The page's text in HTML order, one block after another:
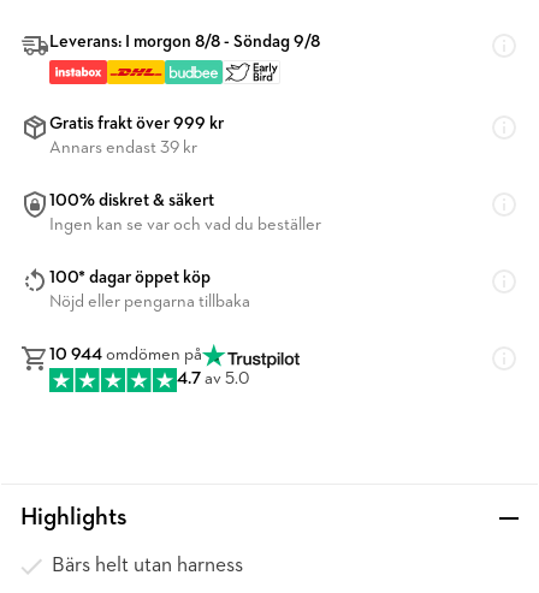
Leverans: I morgon 8/8 - Söndag 9/8
Gratis frakt över 999 kr
Annars endast 39 kr
100% diskret & säkert
Ingen kan se var och vad du beställer
100* dagar öppet köp
Nöjd eller pengarna tillbaka
10 944 omdömen på
4.7 av 5.0
Highlights
Bärs helt utan harness